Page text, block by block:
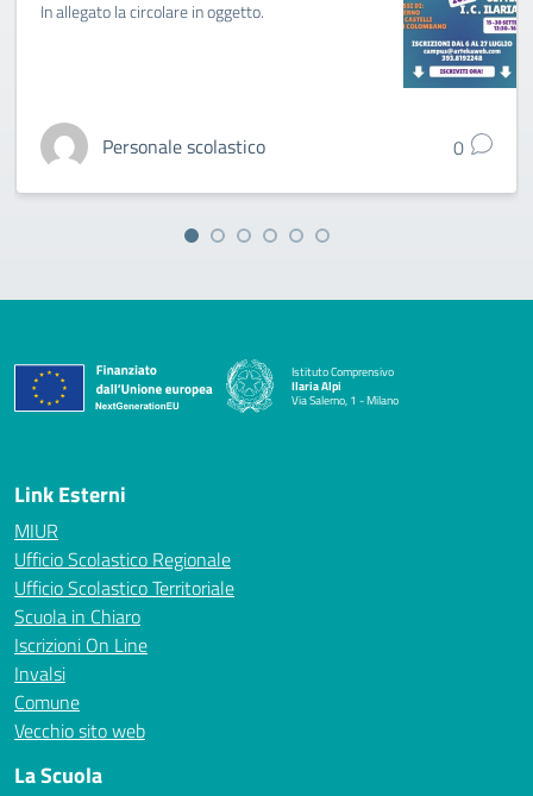
In allegato la circolare in oggetto.
Personale scolastico 0
Istituto Comprensivo
Ilaria Alpi
Via Salerno, 1 - Milano
— Visita la pagina iniziale della scuola
Link Esterni
MIUR
Ufficio Scolastico Regionale
Ufficio Scolastico Territoriale
Scuola in Chiaro
Iscrizioni On Line
Invalsi
Comune
Vecchio sito web
La Scuola